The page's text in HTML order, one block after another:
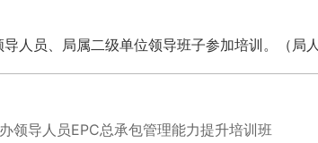
员、局属二级单位领导班子参加培训。（局人
领导人员EPC总承包管理能力提升培训班